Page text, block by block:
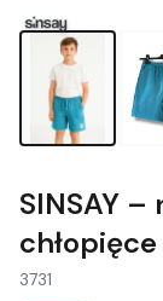
SINSAY
3731